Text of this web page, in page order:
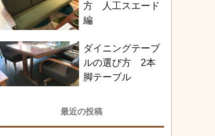
方 人工スエード
編
ダイニングテーブ
ルの選び方 2本
脚テーブル
最近の投稿